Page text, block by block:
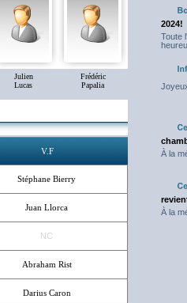
Julien
Lucas
Frédéric
Papalia
V.F
Stéphane Bierry
Juan Llorca
NC
Abraham Rist
Darius Caron
2024!
Toute
À la
À la